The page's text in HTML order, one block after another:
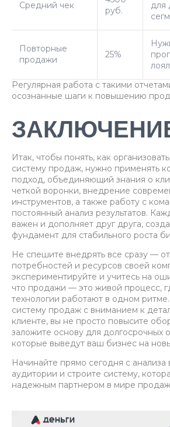
Средний чек
руб.
для
Повторные
продажи
25%
Регулярная работа с такими
осознанные шаги к повышению
Итак, чтобы понять, как
систему продаж, нужно применять
подход, объединяющий знания о
четкой воронки, внедрение
инструментов, а также работу с
постоянный анализ результатов.
важен и дополняет друг друга,
фундамент для стабильного роста
Не спешите внедрять все сразу —
потребностей и ресурсов своей
экспериментируйте и учитесь на
что продажи — это живой процесс,
технологии работают в одном
систему продаж с вниманием к
клиенте, вы не просто повысите
заложите основу для долгосрочных
которые выведут ваш бизнес на
Начинайте прямо сегодня с
аудитории и строите систему,
надежным партнером в мире